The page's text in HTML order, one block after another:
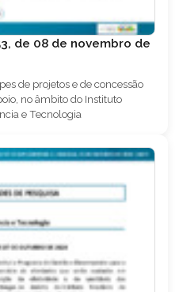
de 08 de novembro de
de projetos e de concessão
no âmbito do Instituto
e Tecnologia